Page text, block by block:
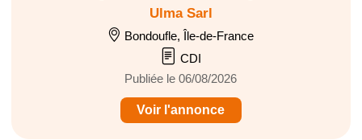
Ulma Sarl
Bondoufle, Île-de-France
CDI
Publiée le 06/08/2026
Voir l'annonce